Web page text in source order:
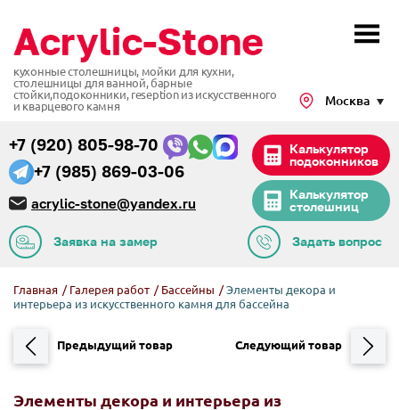
кухонные столешницы, мойки для кухни,
столешницы для ванной, барные
стойки,подоконники, reseption из искусственного
и кварцевого камня
+7 (985) 869-03-06
+7 (920) 805-98-70
acrylic-stone@yandex.ru
Калькулятор
столешниц
Калькулятор
подоконников
Москва
Задать вопрос
Заявка на замер
Главная / Галерея работ / Бассейны /Элементы декора и
интерьера из искусственного камня для бассейна
Элементы декора и интерьера из